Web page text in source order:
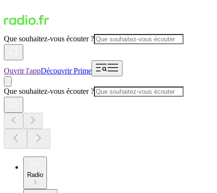
Que souhaitez-vous écouter ?
Ouvrir l'appDécouvrir Prime
Que souhaitez-vous écouter ?
Radio